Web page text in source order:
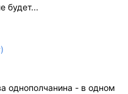
будет...
однополчанина - в одном